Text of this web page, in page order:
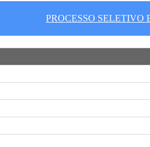
PROCESSO SELETIVO